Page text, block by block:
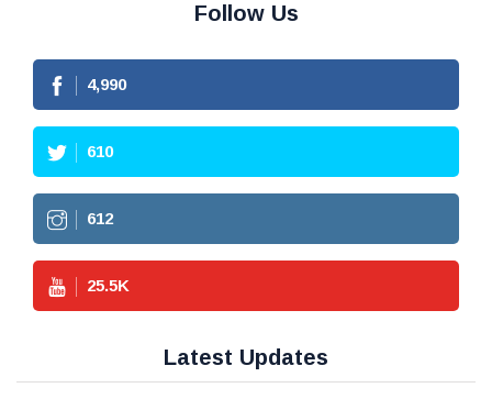
Follow Us
4,990
610
612
25.5K
Latest Updates